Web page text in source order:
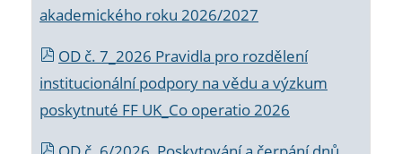
akademického roku 2026/2027
OD č. 7_2026 Pravidla pro rozdělení
institucionální podpory na vědu a výzkum
poskytnuté FF UK_Co operatio 2026